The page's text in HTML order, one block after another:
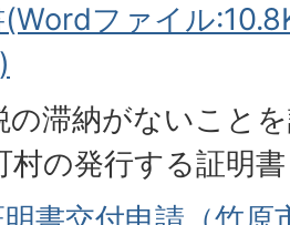
ファイル
の滞納がないこと
村の発行する証明